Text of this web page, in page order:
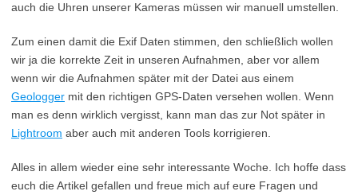
auch die Uhren unserer Kameras müssen wir manuell umstellen.
Zum einen damit die Exif Daten stimmen, den schließlich wollen
wir ja die korrekte Zeit in unseren Aufnahmen, aber vor allem
wenn wir die Aufnahmen später mit der Datei aus einem
Geologger mit den richtigen GPS-Daten versehen wollen. Wenn
man es denn wirklich vergisst, kann man das zur Not später in
Lightroom aber auch mit anderen Tools korrigieren.
Alles in allem wieder eine sehr interessante Woche. Ich hoffe dass
euch die Artikel gefallen und freue mich auf eure Fragen und